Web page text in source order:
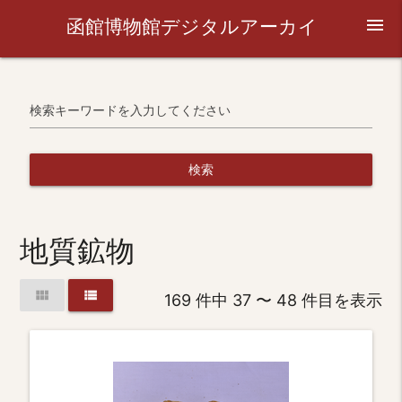
函館博物館デジタルアーカイ
menu
検索キーワードを入力してください
検索
地質鉱物
view_module view_list 169 件中 37 〜 48 件目を表示